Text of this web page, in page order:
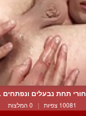
חורי תחת נבעלים ונפתחים
10081 צפיות | 0 המלצות